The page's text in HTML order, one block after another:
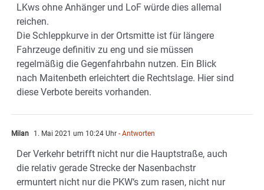
LKws ohne Anhänger und LoF würde dies allemal
reichen.
Die Schleppkurve in der Ortsmitte ist für längere
Fahrzeuge definitiv zu eng und sie müssen
regelmäßig die Gegenfahrbahn nutzen. Ein Blick
nach Maitenbeth erleichtert die Rechtslage. Hier sind
diese Verbote bereits vorhanden.
Milan 1. Mai 2021 um 10:24 Uhr - Antworten
Der Verkehr betrifft nicht nur die Hauptstraße, auch
die relativ gerade Strecke der Nasenbachstr
ermuntert nicht nur die PKW‘s zum rasen, nicht nur